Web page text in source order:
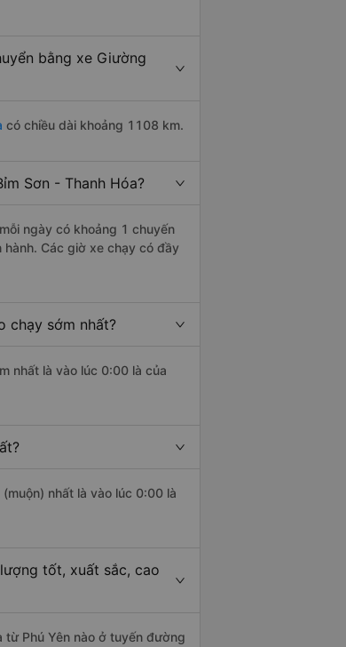
bằng xe Giường
có chiều dài khoảng 1108 km.
Sơn - Thanh Hóa?
ngày có khoảng 1 chuyến
Các giờ xe chạy có đầy
chạy sớm nhất?
nhất là vào lúc 0:00 là của
nhất là vào lúc 0:00 là
tốt, xuất sắc, cao
từ Phú Yên nào ở tuyến đường